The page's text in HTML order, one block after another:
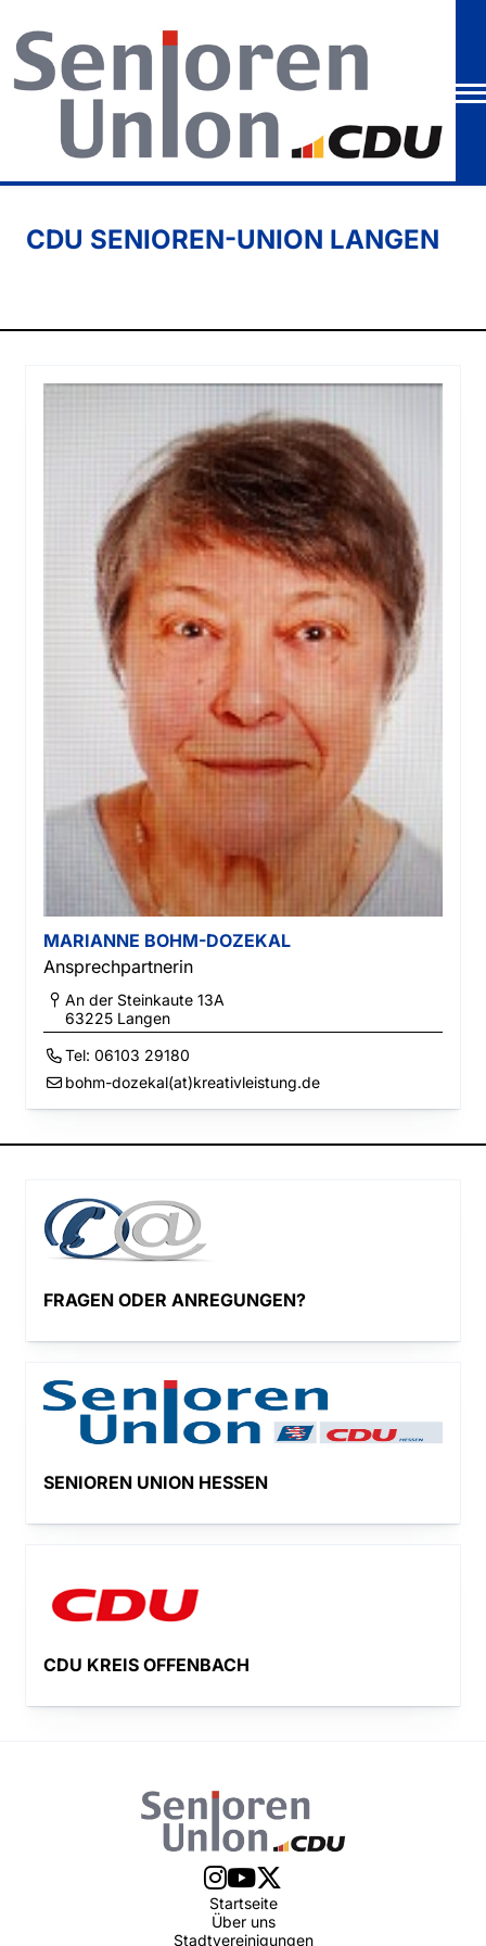
CDU SENIOREN-UNION LANGEN
MARIANNE BOHM-DOZEKAL
Ansprechpartnerin
An der Steinkaute 13A
63225 Langen
Tel: 06103 29180
bohm-dozekal(at)kreativleistung.de
FRAGEN ODER ANREGUNGEN?
SENIOREN UNION HESSEN
CDU KREIS OFFENBACH
Startseite
Über uns
Stadtvereinigungen